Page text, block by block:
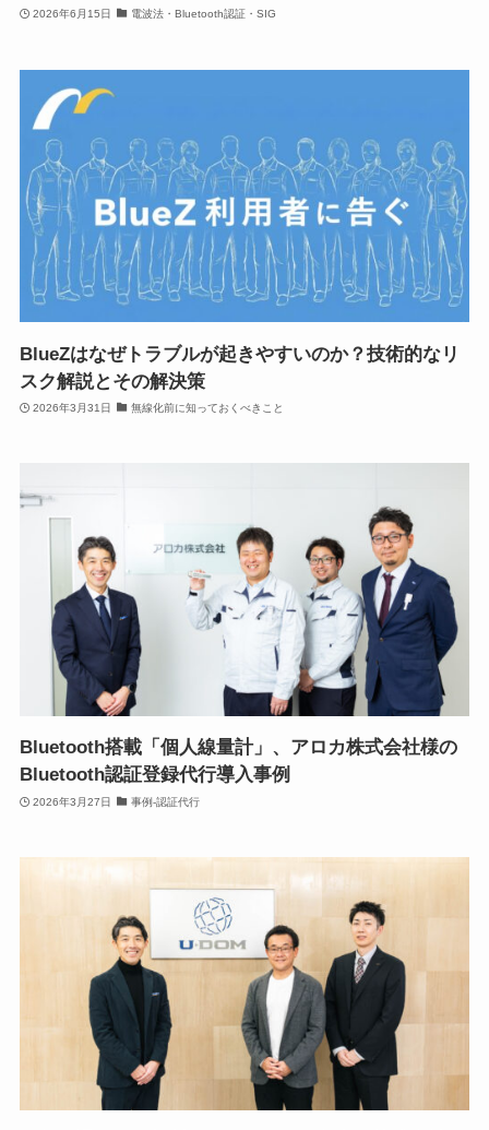
2026年6月15日 電波法・Bluetooth認証・SIG
BlueZはなぜトラブルが起きやすいのか？技術的なリ
スク解説とその解決策
2026年3月31日 無線化前に知っておくべきこと
Bluetooth搭載「個人線量計」、アロカ株式会社様の
Bluetooth認証登録代行導入事例
2026年3月27日 事例-認証代行